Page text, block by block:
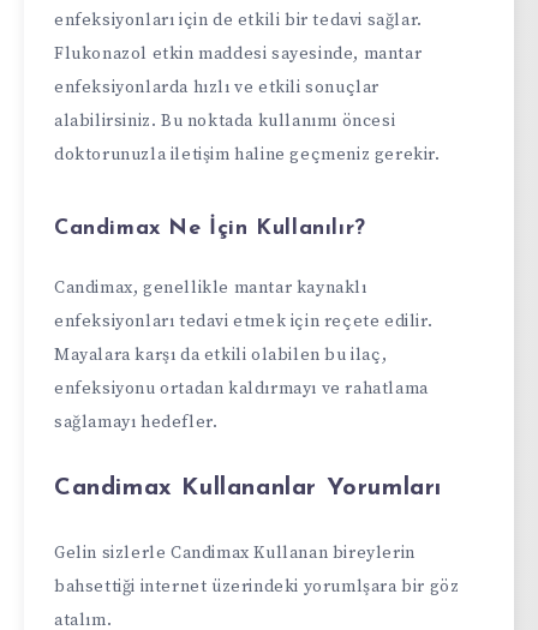
enfeksiyonları için de etkili bir tedavi sağlar.
Flukonazol etkin maddesi sayesinde, mantar
enfeksiyonlarda hızlı ve etkili sonuçlar
alabilirsiniz. Bu noktada kullanımı öncesi
doktorunuzla iletişim haline geçmeniz gerekir.
Candimax Ne İçin Kullanılır?
Candimax, genellikle mantar kaynaklı
enfeksiyonları tedavi etmek için reçete edilir.
Mayalara karşı da etkili olabilen bu ilaç,
enfeksiyonu ortadan kaldırmayı ve rahatlama
sağlamayı hedefler.
Candimax Kullananlar Yorumları
Gelin sizlerle Candimax Kullanan bireylerin
bahsettiği internet üzerindeki yorumlşara bir göz
atalım.